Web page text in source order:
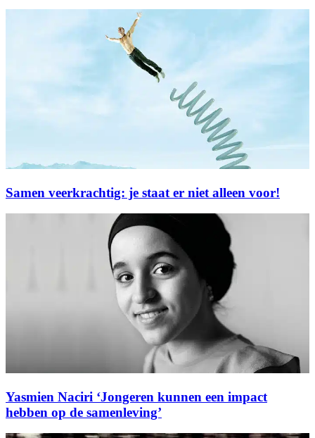
Samen veerkrachtig: je staat er niet alleen voor!
Yasmien Naciri ‘Jongeren kunnen een impact
hebben op de samenleving’